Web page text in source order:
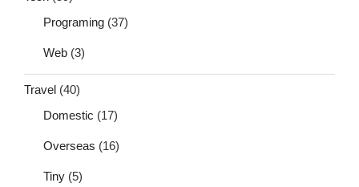
Programing (37)
Web (3)
Travel (40)
Domestic (17)
Overseas (16)
Tiny (5)